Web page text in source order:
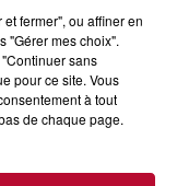
fermer", ou affiner en
"Gérer mes choix".
sans
pour ce site. Vous
à tout
de chaque page.